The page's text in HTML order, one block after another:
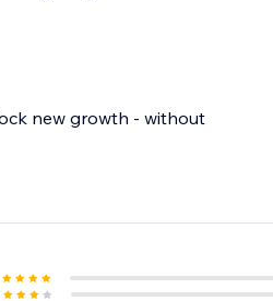
new growth - without